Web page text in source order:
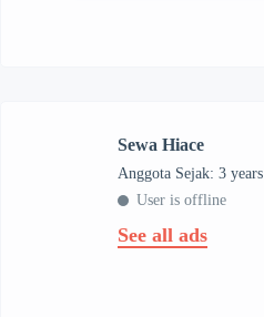
Sewa Hiace
Anggota Sejak: 3 years
User is offline
See all ads